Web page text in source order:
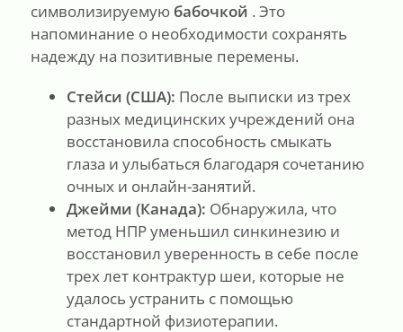
символизируемую бабочкой . Это
напоминание о необходимости сохранять
надежду на позитивные перемены.
Стейси (США): После выписки из трех
разных медицинских учреждений она
восстановила способность смыкать
глаза и улыбаться благодаря сочетанию
очных и онлайн-занятий.
Джейми (Канада): Обнаружила, что
метод НПР уменьшил синкинезию и
восстановил уверенность в себе после
трех лет контрактур шеи, которые не
удалось устранить с помощью
стандартной физиотерапии.